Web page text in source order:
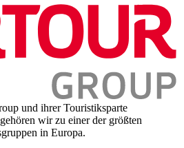
und ihrer Touristiksparte
wir zu einer der größten
in Europa.